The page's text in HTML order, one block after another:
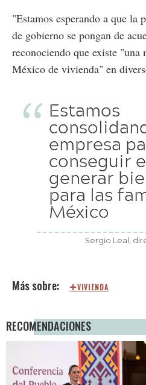
"Estamos esperando a que la
de gobierno se pongan de
reconociendo que existe "una
México de vivienda" en
Estamos
empresa
conseguir
generar
para las
México
Sergio Leal,
VIVIENDA
RECOMENDACIONES